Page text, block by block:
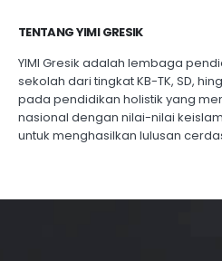
TENTANG YIMI GRESIK
YIMI Gresik adalah lembaga
sekolah dari tingkat KB-TK, SD,
pada pendidikan holistik yang
nasional dengan nilai-nilai
untuk menghasilkan lulusan